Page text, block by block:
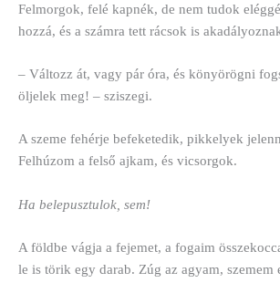
Felmorgok, felé kapnék, de nem tudok
hozzá, és a számra tett rácsok is
– Változz át, vagy pár óra, és könyörögni
öljelek meg! – sziszegi.
A szeme fehérje befeketedik, pikkelyek
Felhúzom a felső ajkam, és vicsorgok.
Ha belepusztulok, sem!
A földbe vágja a fejemet, a fogaim
le is törik egy darab. Zúg az agyam, szemem